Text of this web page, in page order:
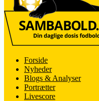
Forside
Nyheder
Blogs & Analyser
Portrætter
Livescore